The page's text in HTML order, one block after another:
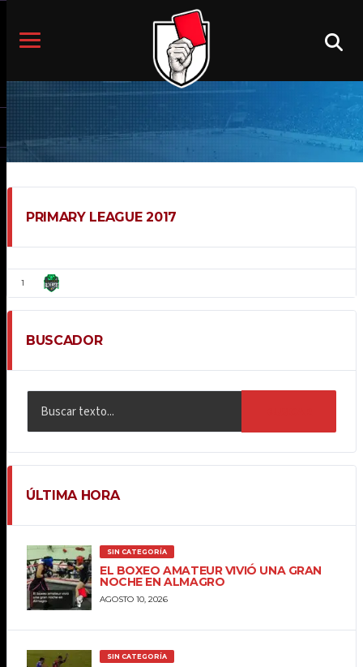
PRIMARY LEAGUE 2017
1
BUSCADOR
ÚLTIMA HORA
SIN CATEGORÍA
EL BOXEO AMATEUR VIVIÓ UNA GRAN
NOCHE EN ALMAGRO
AGOSTO 10, 2026
SIN CATEGORÍA